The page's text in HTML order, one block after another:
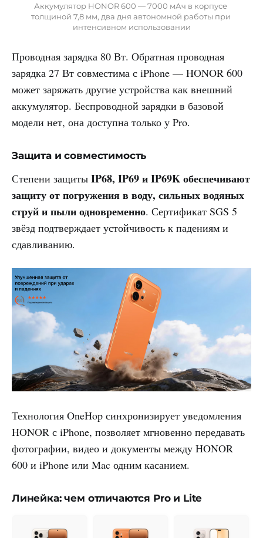
Аккумулятор HONOR 600 — 7000 мАч в корпусе
толщиной 7,8 мм, два дня автономной работы при
интенсивном использовании
Проводная зарядка 80 Вт. Обратная проводная
зарядка 27 Вт совместима с iPhone — HONOR 600
может заряжать другие устройства как внешний
аккумулятор. Беспроводной зарядки в базовой
модели нет, она доступна только у Pro.
Защита и совместимость
Степени защиты IP68, IP69 и IP69Kобеспечивают
защиту от погружения в воду, сильных водяных
струй и пыли одновременно. Сертификат SGS 5
звёзд подтверждает устойчивость к падениям и
сдавливанию.
Технология OneHop синхронизирует уведомления
HONOR с iPhone, позволяет мгновенно передавать
фотографии, видео и документы между HONOR
600 и iPhone или Mac одним касанием.
Линейка: чем отличаются Pro и Lite